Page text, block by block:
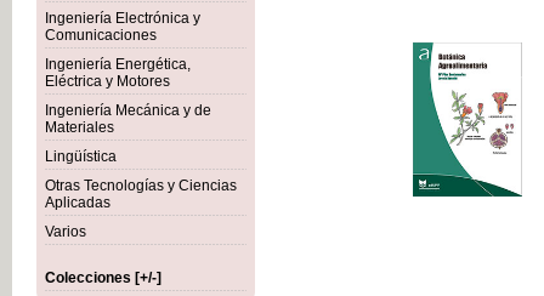
Ingeniería Electrónica y
Comunicaciones
Ingeniería Energética,
Eléctrica y Motores
Ingeniería Mecánica y de
Materiales
Lingüística
Otras Tecnologías y Ciencias
Aplicadas
Varios
Colecciones [+/-]
IVA